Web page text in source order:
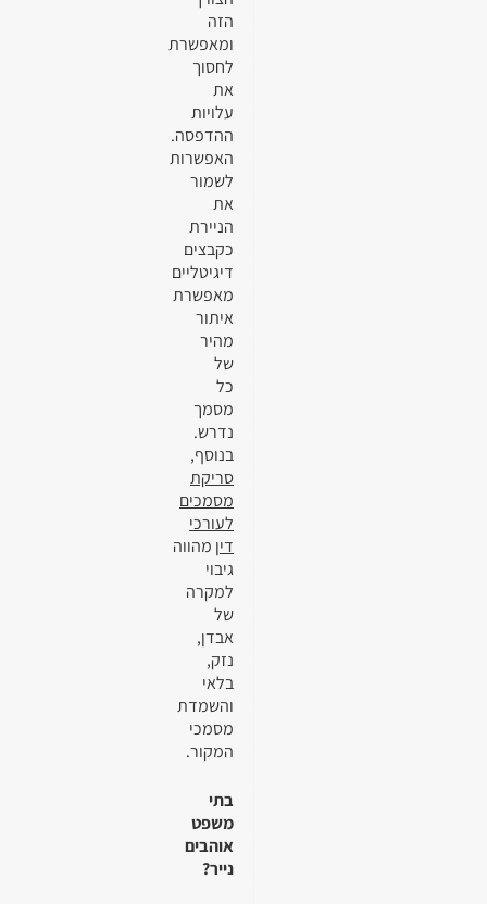
הזה
ומאפשרת
לחסוך
את
עלויות
ההדפסה.
האפשרות
לשמור
את
הניירת
כקבצים
דיגיטליים
מאפשרת
איתור
מהיר
של
כל
מסמך
נדרש.
בנוסף,
סריקת
מסמכים
לעורכי
דין מהווה
גיבוי
למקרה
של
אבדן,
נזק,
בלאי
והשמדת
מסמכי
המקור.
בתי
משפט
אוהבים
נייר?